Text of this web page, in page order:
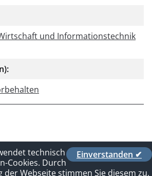
und Informationstechnik
Einverstanden ✔
technisch
Cookies. Durch
der Webseite stimmen Sie diesem zu.